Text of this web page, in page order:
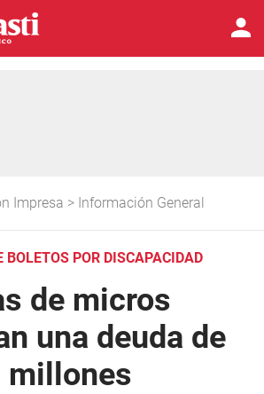
Impresa > Información General
POR DISCAPACIDAD
de micros
una deuda de
millones